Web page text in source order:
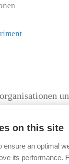
on this site
ensure an optimal
its performance.